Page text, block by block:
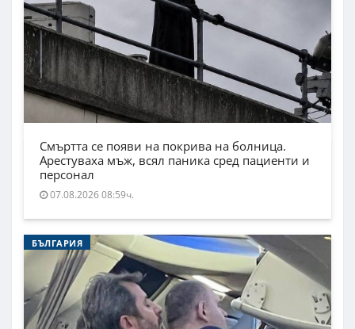
Смъртта се появи на покрива на болница.
Арестуваха мъж, всял паника сред пациенти и
персонал
07.08.2026 08:59ч.
БЪЛГАРИЯ